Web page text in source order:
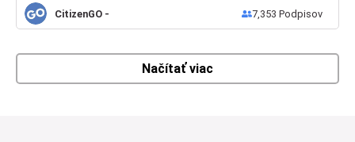
CitizenGO - 7,353 Podpisov
Načítať viac